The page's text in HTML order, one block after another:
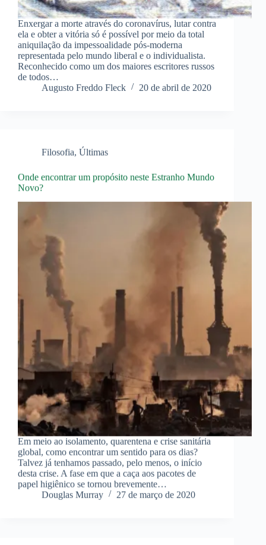
Enxergar a morte através do coronavírus, lutar contra
ela e obter a vitória só é possível por meio da total
aniquilação da impessoalidade pós-moderna
representada pelo mundo liberal e o individualista.
Reconhecido como um dos maiores escritores russos
de todos…
Augusto Freddo Fleck
20 de abril de 2020
Filosofia, Últimas
Onde encontrar um propósito neste Estranho Mundo
Novo?
Em meio ao isolamento, quarentena e crise sanitária
global, como encontrar um sentido para os dias?
Talvez já tenhamos passado, pelo menos, o início
desta crise. A fase em que a caça aos pacotes de
papel higiênico se tornou brevemente…
Douglas Murray
27 de março de 2020